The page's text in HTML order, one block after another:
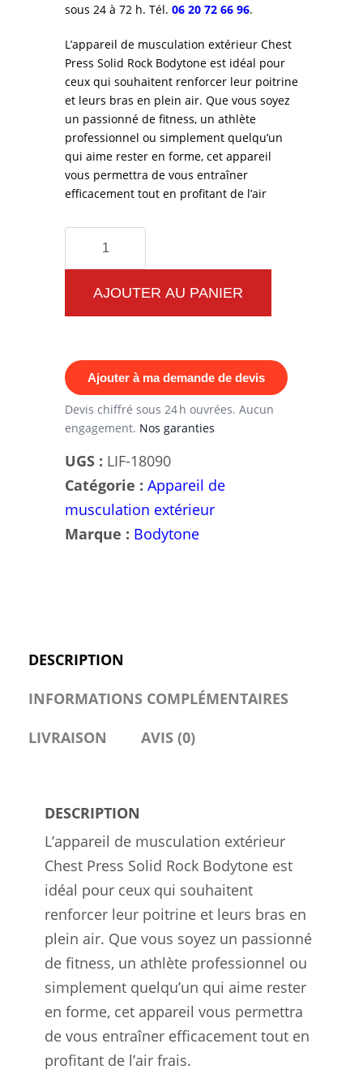
sous 24 à 72 h. Tél. 06 20 72 66 96.
L’appareil de musculation extérieur Chest
Press Solid Rock Bodytone est idéal pour
ceux qui souhaitent renforcer leur poitrine
et leurs bras en plein air. Que vous soyez
un passionné de fitness, un athlète
professionnel ou simplement quelqu’un
qui aime rester en forme, cet appareil
vous permettra de vous entraîner
efficacement tout en profitant de l’air
quantité
de
Appareil
de
extérieur
Chest
Press
Solid
Rock
Bodytone
AJOUTER AU PANIER
Ajouter à ma demande de devis
Devis chiffré sous 24 h ouvrées. Aucun
engagement. Nos garanties
UGS : LIF-18090
Catégorie : Appareil de
musculation extérieur
Marque : Bodytone
DESCRIPTION
INFORMATIONS COMPLÉMENTAIRES
LIVRAISON
AVIS (0)
DESCRIPTION
L’appareil de musculation extérieur
Chest Press Solid Rock Bodytone est
idéal pour ceux qui souhaitent
renforcer leur poitrine et leurs bras en
plein air. Que vous soyez un passionné
de fitness, un athlète professionnel ou
simplement quelqu’un qui aime rester
en forme, cet appareil vous permettra
de vous entraîner efficacement tout en
profitant de l’air frais.